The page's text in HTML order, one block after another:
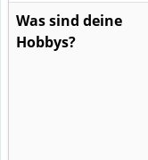
Was sind deine
Hobbys?